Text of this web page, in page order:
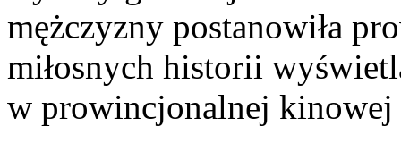
mężczyzny postanowiła
miłosnych historii
w prowincjonalnej kinowej